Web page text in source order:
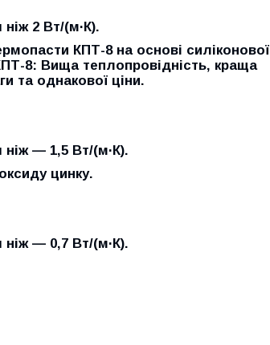
2 Вт/(м·К).
КПТ-8 на основі силіконової
8: Вища теплопровідність, краща
та однакової ціни.
ніж — 1,5 Вт/(м·К).
цинку.
ніж — 0,7 Вт/(м·К).